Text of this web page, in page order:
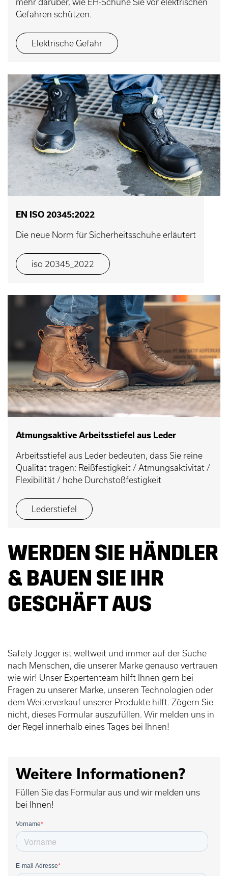
Gefahren schützen.
Elektrische Gefahr
EN ISO 20345:2022
Die neue Norm für Sicherheitsschuhe erläutert
iso 20345_2022
Atmungsaktive Arbeitsstiefel aus Leder
Arbeitsstiefel aus Leder bedeuten, dass Sie reine
Qualität tragen: Reißfestigkeit / Atmungsaktivität /
Flexibilität / hohe Durchstoßfestigkeit
Lederstiefel
WERDEN SIE HÄNDLER
& BAUEN SIE IHR
GESCHÄFT AUS
Safety Jogger ist weltweit und immer auf der Suche
nach Menschen, die unserer Marke genauso vertrauen
wie wir! Unser Expertenteam hilft Ihnen gern bei
Fragen zu unserer Marke, unseren Technologien oder
dem Weiterverkauf unserer Produkte hilft. Zögern Sie
nicht, dieses Formular auszufüllen. Wir melden uns in
der Regel innerhalb eines Tages bei Ihnen!
Weitere Informationen?
Füllen Sie das Formular aus und wir melden uns
bei Ihnen!